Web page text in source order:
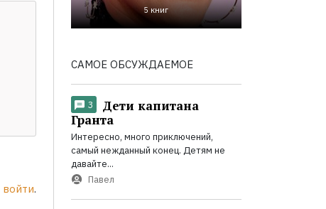
войти.
5 книг
САМОЕ ОБСУЖДАЕМОЕ
3
Дети капитана
Гранта
Интересно, много приключений,
самый нежданный конец. Детям не
давайте...
Павел